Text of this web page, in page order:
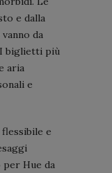
e dalla
da
I biglietti più
aria
e
e
Hue da